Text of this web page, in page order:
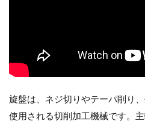
旋盤は、ネジ切りやテーパ削り
使用される切削加工機械です。